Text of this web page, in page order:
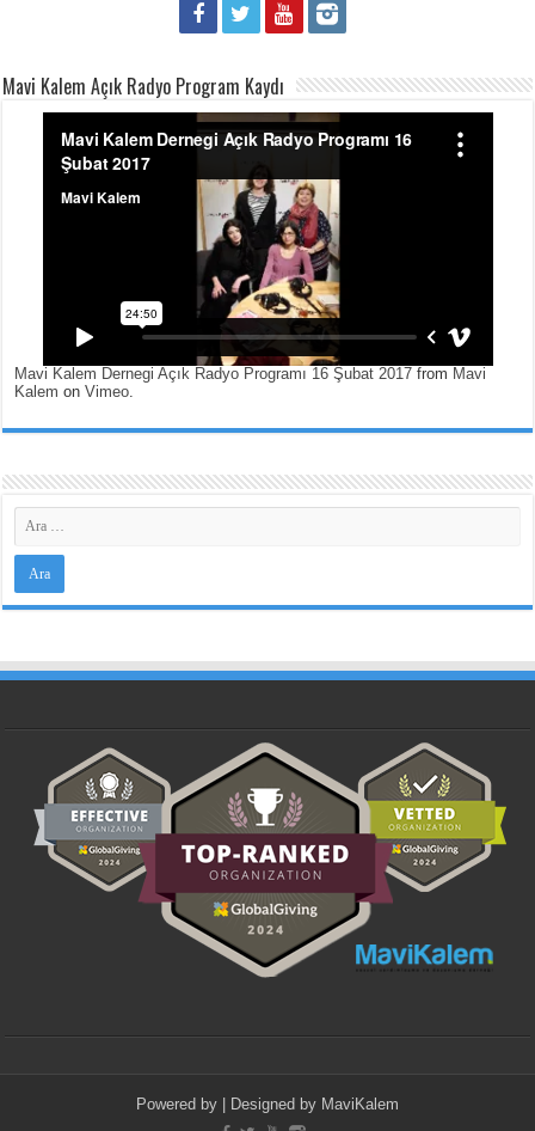
Mavi Kalem Açık Radyo Program Kaydı
Mavi Kalem Dernegi Açık Radyo Programı 16 Şubat 2017 from Mavi
Kalem onVimeo.
Powered by | Designed by MaviKalem